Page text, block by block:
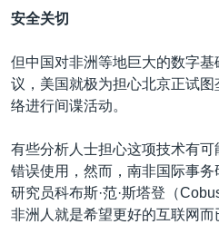
安全关切
但中国对非洲等地巨大的数字
议，美国就极为担心北京正试
络进行间谍活动。
有些分析人士担心这项技术有可
错误使用，然而，南非国际事
研究员科布斯·范·斯塔登（
非洲人就是希望更好的互联网而